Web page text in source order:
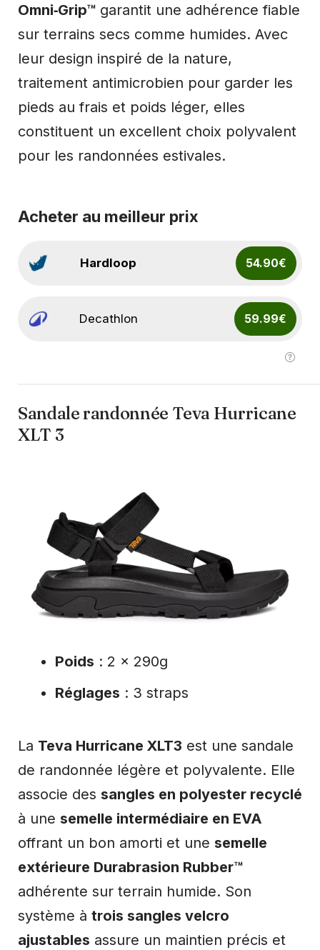
Omni‑Grip™ garantit une adhérence fiable
sur terrains secs comme humides. Avec
leur design inspiré de la nature,
traitement antimicrobien pour garder les
pieds au frais et poids léger, elles
constituent un excellent choix polyvalent
pour les randonnées estivales.
Acheter au meilleur prix
Hardloop 54.90€
Decathlon 59.99€
Sandale randonnée Teva Hurricane
XLT 3
Poids : 2 x 290g
Réglages : 3 straps
La Teva Hurricane XLT3 est une sandale
de randonnée légère et polyvalente. Elle
associe des sangles en polyester recyclé
à une semelle intermédiaire en EVA
offrant un bon amorti et une semelle
extérieure Durabrasion Rubber™
adhérente sur terrain humide. Son
système à trois sangles velcro
ajustables assure un maintien précis et